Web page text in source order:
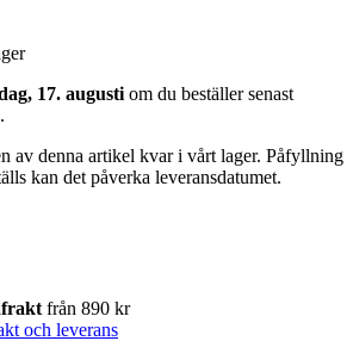
17. augusti om du beställer senast
.
av denna artikel kvar i vårt lager. Påfyllning
kan det påverka leveransdatumet.
från 890 kr
och leverans